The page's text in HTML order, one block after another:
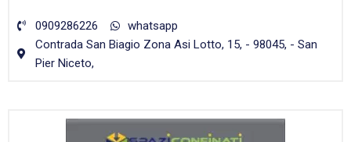
0909286226
whatsapp
Contrada San Biagio Zona Asi Lotto, 15, - 98045, - San
Pier Niceto,